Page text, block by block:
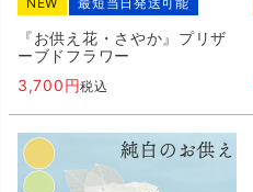
『お供え花・さやか』プリザ
ーブドフラワー
3,700
税込